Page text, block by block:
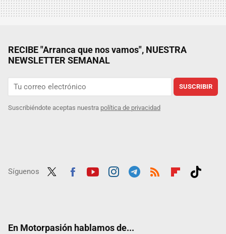
RECIBE "Arranca que nos vamos", NUESTRA
NEWSLETTER SEMANAL
SUSCRIBIR
Suscribiéndote aceptas nuestra política de privacidad
Síguenos
En Motorpasión hablamos de...